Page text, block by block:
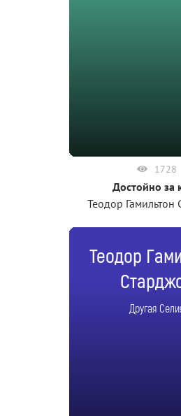
1728
Достойно за
Теодор Гамильтон
Теодор
Другая